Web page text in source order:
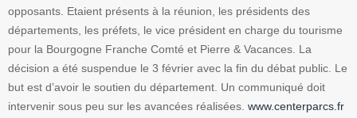
opposants. Etaient présents à la réunion, les présidents des
départements, les préfets, le vice président en charge du tourisme
pour la Bourgogne Franche Comté et Pierre & Vacances. La
décision a été suspendue le 3 février avec la fin du débat public. Le
but est d’avoir le soutien du département. Un communiqué doit
intervenir sous peu sur les avancées réalisées. www.centerparcs.fr